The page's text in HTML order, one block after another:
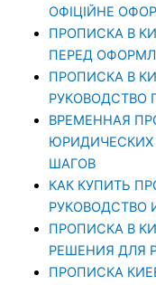
ОФІЦІЙНЕ
ПРОПИСКА В
ПЕРЕД
ПРОПИСКА В
РУКОВОДСТВО
ВРЕМЕННАЯ
ЮРИДИЧЕСКИХ
ШАГОВ
КАК КУПИТЬ
РУКОВОДСТВО
ПРОПИСКА В
РЕШЕНИЯ ДЛЯ
ПРОПИСКА